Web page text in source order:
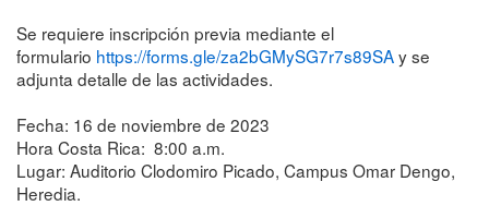
Se requiere inscripción previa mediante el
formulario https://forms.gle/za2bGMySG7r7s89SAy se
adjunta detalle de las actividades.
Fecha: 16 de noviembre de 2023
Hora Costa Rica: 8:00 a.m.
Lugar: Auditorio Clodomiro Picado, Campus Omar Dengo,
Heredia.